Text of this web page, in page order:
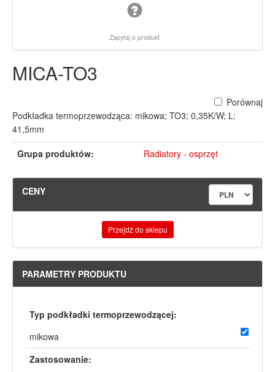
Zapytaj o produkt
MICA-TO3
Porównaj
Podkładka termoprzewodząca: mikowa; TO3; 0,35K/W; L:
41,5mm
Grupa produktów:
Radiatory - osprzęt
CENY
Przejdź do sklepu
PARAMETRY PRODUKTU
Typ podkładki termoprzewodzącej:
mikowa
Zastosowanie: